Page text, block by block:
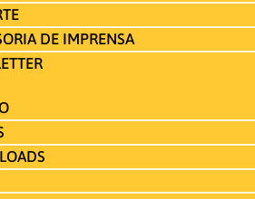
DE IMPRENSA